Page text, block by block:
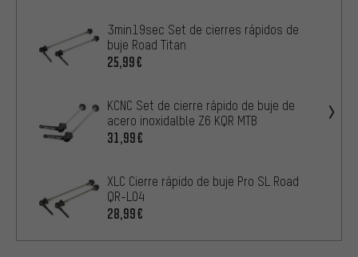
3min19sec Set de cierres rápidos de
buje Road Titan
25,99€
KCNC Set de cierre rápido de buje de
acero inoxidalble Z6 KQR MTB
31,99€
XLC Cierre rápido de buje Pro SL Road
QR-L04
28,99€